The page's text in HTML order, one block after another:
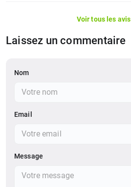
Voir tous les avis
Laissez un commentaire
Nom
Email
Message